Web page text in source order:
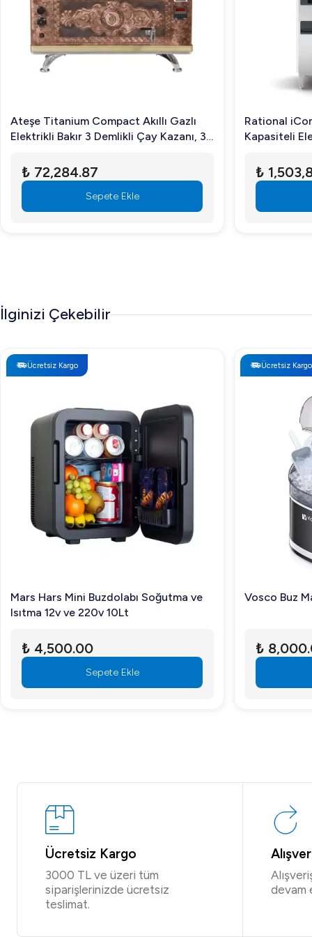
Kazan, çatal ve mil kısımları paslanmaz çelikten
Makinanın kapasitesi nedir?
Maksimum 50 Kg un veya 75 Kg hamur kapasitesine
Mutfakta işlerinizi kolaylaştıracak bu ileri seviye hamur
Ateşe Titanium Compact Akıllı Gazlı
Elektrikli Bakır 3 Demlikli Çay Kazanı, 34
₺ 72,284.87
Sepete Ekle
Rational
Kapasiteli
₺
İlginizi Çekebilir
Ücretsiz Kargo
Mars Hars Mini Buzdolabı Soğutma ve
Isıtma 12v ve 220v 10Lt
₺ 4,500.00
Sepete Ekle
Ücretsiz Kargo
Vosco Buz
₺
Ücretsiz Kargo
3000 TL ve üzeri tüm
siparişlerinizde ücretsiz
teslimat.
devam